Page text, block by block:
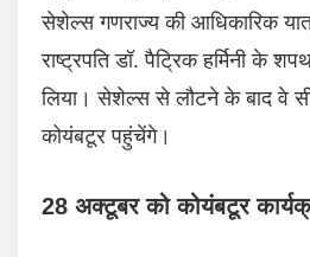
सेशेल्स गणराज्य की आधिकारिक
राष्ट्रपति डॉ. पैट्रिक हर्मिनी के
लिया। सेशेल्स से लौटने के बाद वे
कोयंबटूर पहुंचेंगे।
28 अक्टूबर को कोयंबटूर